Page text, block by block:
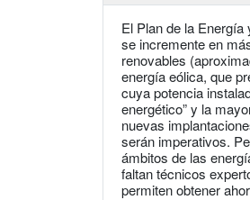
El Plan de la
se incremente en
renovables
energía eólica, que
cuya potencia
energético” y la
nuevas
serán imperativos.
ámbitos de las
faltan técnicos
permiten obtener